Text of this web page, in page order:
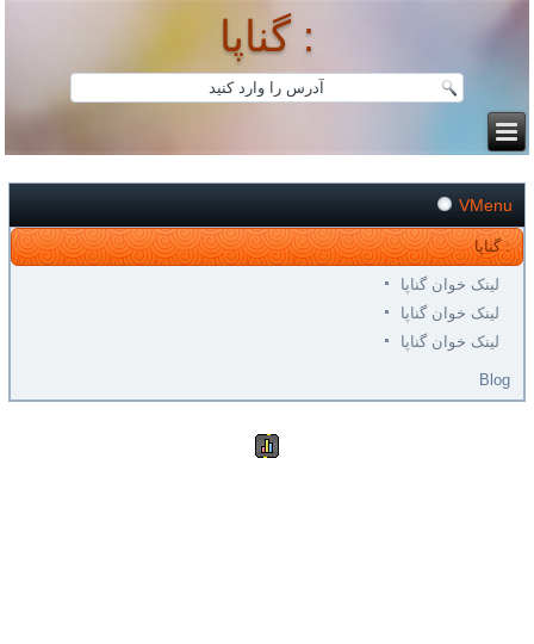
گناپا :
VMenu
گناپا :
لینک خوان گناپا
لینک خوان گناپا
لینک خوان گناپا
Blog